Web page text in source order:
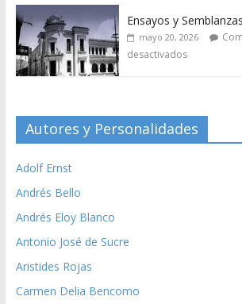
Ensayos y Semblanzas
mayo 20, 2026
desactivados
Autores y Personalidades
Adolf Ernst
Andrés Bello
Andrés Eloy Blanco
Antonio José de Sucre
Aristides Rojas
Carmen Delia Bencomo